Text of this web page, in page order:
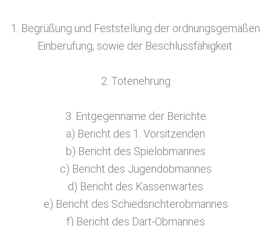
1. Begrüßung und Feststellung der ordnungsgemäßen
Einberufung, sowie der Beschlussfähigkeit.
2. Totenehrung
3. Entgegenname der Berichte
a) Bericht des 1. Vorsitzenden
b) Bericht des Spielobmannes
c) Bericht des Jugendobmannes
d) Bericht des Kassenwartes
e) Bericht des Schiedsrichterobmannes
f) Bericht des Dart-Obmannes